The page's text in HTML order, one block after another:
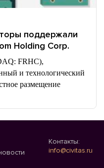
поддержали
Holding Corp.
FRHC),
и технологический
размещение
Контакты:
info@civitas.ru